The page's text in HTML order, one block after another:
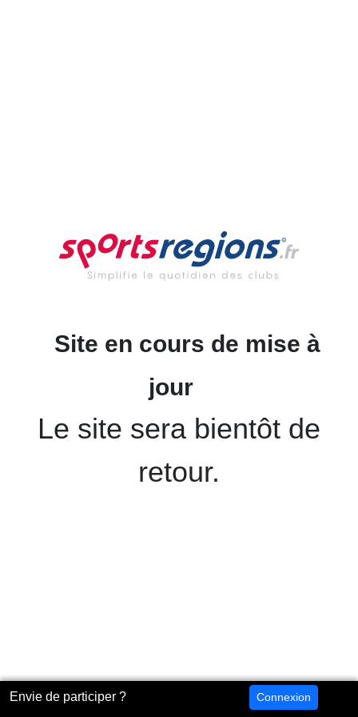
Envie de participer ? Connexion
Site en cours de mise à
jour
Le site sera bientôt de
retour.